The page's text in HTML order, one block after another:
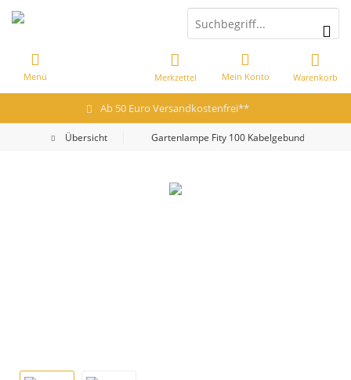
Ab 50 Euro Versandkostenfrei**
Warenkorb
Merkzettel Mein Konto
Menü
Übersicht Gartenlampe Fity 100 Kabelgebunden